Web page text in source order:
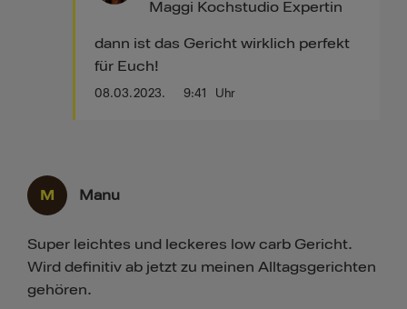
08.03.2023. 9:41 Uhr
Maggi Kochstudio Expertin
dann ist das Gericht wirklich perfekt
für Euch!
M Manu
Super leichtes und leckeres low carb Gericht.
Wird definitiv ab jetzt zu meinen Alltagsgerichten
gehören.